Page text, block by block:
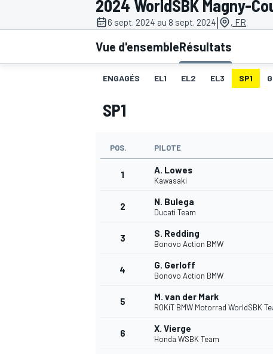
2024 WorldSBK Magny-
6 sept. 2024 au 8 sept. 2024| , FR
Vue d'ensembleRésultats
ENGAGÉS EL1 EL2 EL3 SP1
SP1
POS. PILOTE
1 A. Lowes
Kawasaki
2 N. Bulega
Ducati Team
3 S. Redding
Bonovo Action BMW
4 G. Gerloff
Bonovo Action BMW
5 M. van der Mark
ROKiT BMW Motorrad WorldSBK
6 X. Vierge
Honda WSBK Team